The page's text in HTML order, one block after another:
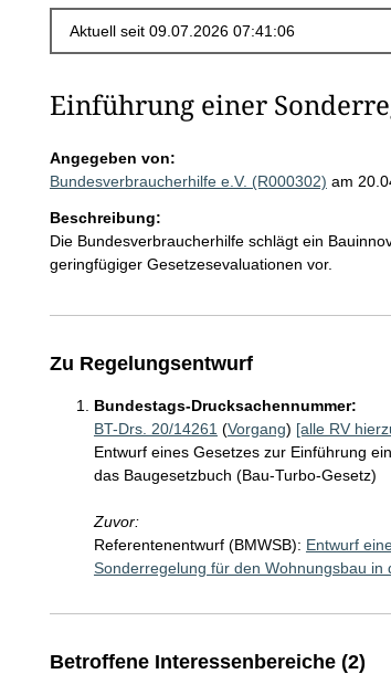
Einführung einer
Angegeben von:
Bundesverbraucherhilfe e.V. (R000302) am
Beschreibung:
Die Bundesverbraucherhilfe schlägt ein
geringfügiger Gesetzesevaluationen vor.
Zu Regelungsentwurf
Bundestags-Drucksachennummer:
BT-Drs. 20/14261 (Vorgang) [alle RV
Entwurf eines Gesetzes zur Einführung
das Baugesetzbuch (Bau-Turbo-Gesetz)
Zuvor:
Referentenentwurf (BMWSB): Entwurf
Sonderregelung für den Wohnungsbau in
Betroffene Interessenbereiche (2)